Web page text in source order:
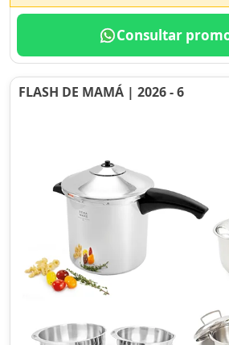
Consultar
FLASH DE MAMÁ | 2026 - 6